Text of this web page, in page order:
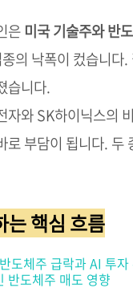
은 미국 기술주와 반
의 낙폭이 컸습니
습니다.
자와 SK하이닉스의
로 부담이 됩니다.
는 핵심 흐름
도체주 급락과 AI 투자
반도체주 매도 영향